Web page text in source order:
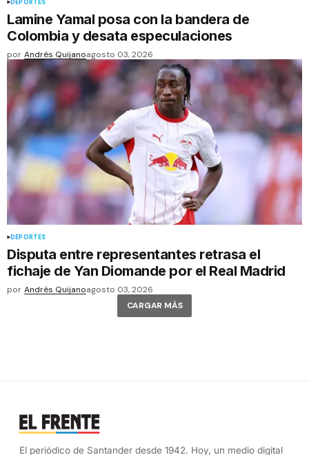
DEPORTES
Lamine Yamal posa con la bandera de
Colombia y desata especulaciones
por Andrés Quijanoagosto 03, 2026
DEPORTES
Disputa entre representantes retrasa el
fichaje de Yan Diomande por el Real Madrid
por Andrés Quijanoagosto 03, 2026
CARGAR MÁS
El periódico de Santander desde 1942. Hoy, un medio digital